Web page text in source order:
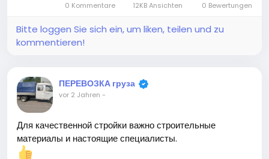
0 Kommentare 12KB Ansichten 0 Bewertungen
Bitte loggen Sie sich ein, um liken, teilen und zu
kommentieren!
ПЕРЕВОЗКА груза
vor 2 Jahren -
Для качественной стройки важно строительные
материалы и настоящие специалисты.